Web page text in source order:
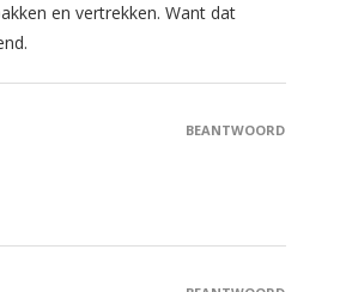
en vertrekken. Want dat
BEANTWOORD